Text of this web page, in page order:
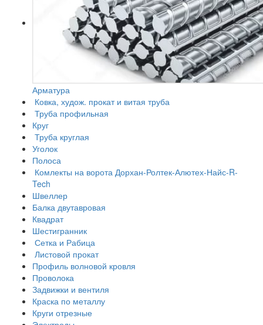
Арматура
Ковка, худож. прокат и витая труба
Труба профильная
Круг
Труба круглая
Уголок
Полоса
Комлекты на ворота Дорхан-Ролтек-Алютех-Найс-R-
Tech
Швеллер
Балка двутавровая
Квадрат
Шестигранник
Сетка и Рабица
Листовой прокат
Профиль волновой кровля
Проволока
Задвижки и вентиля
Краска по металлу
Круги отрезные